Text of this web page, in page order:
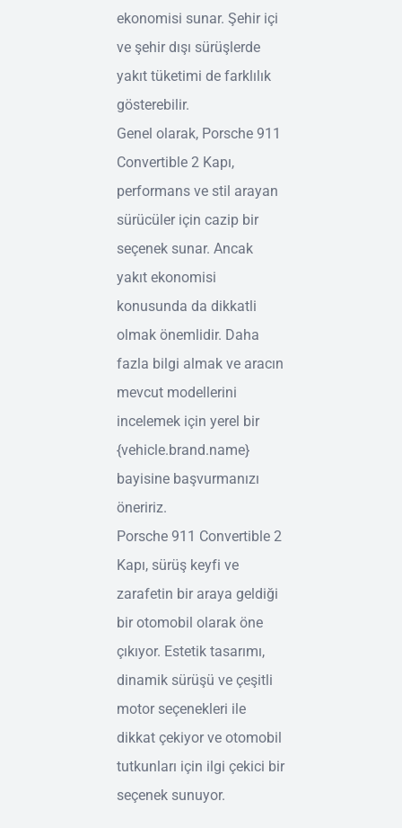
ekonomisi sunar. Şehir içi
ve şehir dışı sürüşlerde
yakıt tüketimi de farklılık
gösterebilir.
Genel olarak, Porsche 911
Convertible 2 Kapı,
performans ve stil arayan
sürücüler için cazip bir
seçenek sunar. Ancak
yakıt ekonomisi
konusunda da dikkatli
olmak önemlidir. Daha
fazla bilgi almak ve aracın
mevcut modellerini
incelemek için yerel bir
{vehicle.brand.name}
bayisine başvurmanızı
öneririz.
Porsche 911 Convertible 2
Kapı, sürüş keyfi ve
zarafetin bir araya geldiği
bir otomobil olarak öne
çıkıyor. Estetik tasarımı,
dinamik sürüşü ve çeşitli
motor seçenekleri ile
dikkat çekiyor ve otomobil
tutkunları için ilgi çekici bir
seçenek sunuyor.